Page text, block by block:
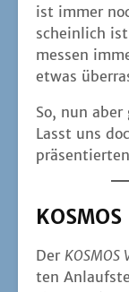
ist immer
schein­lich
mes­sen
etwas
So, nun
Lasst uns
KOSMOS
Der KOSMOS
ten